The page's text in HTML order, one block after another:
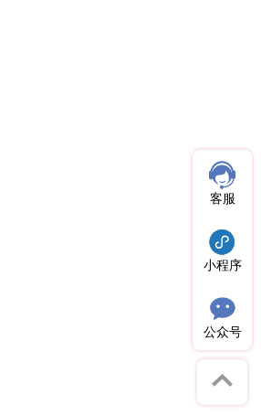
客服
小程序
公众号